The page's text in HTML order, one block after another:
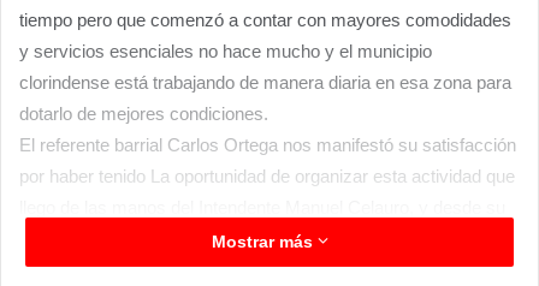
tiempo pero que comenzó a contar con mayores comodidades
y servicios esenciales no hace mucho y el municipio
clorindense está trabajando de manera diaria en esa zona para
dotarlo de mejores condiciones.
El referente barrial Carlos Ortega nos manifestó su satisfacción
por haber tenido La oportunidad de organizar esta actividad que
rol de referente del Ministerio de la Comunidad de Formosa
también sumando para que la comunidad en este caso de esa
Mostrar más